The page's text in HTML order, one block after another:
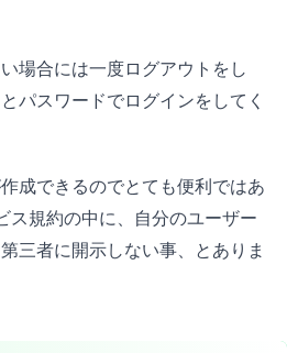
場合には一度ログアウトをし
パスワードでログインをしてく
成できるのでとても便利ではあ
ス規約の中に、自分のユーザー
三者に開示しない事、とありま